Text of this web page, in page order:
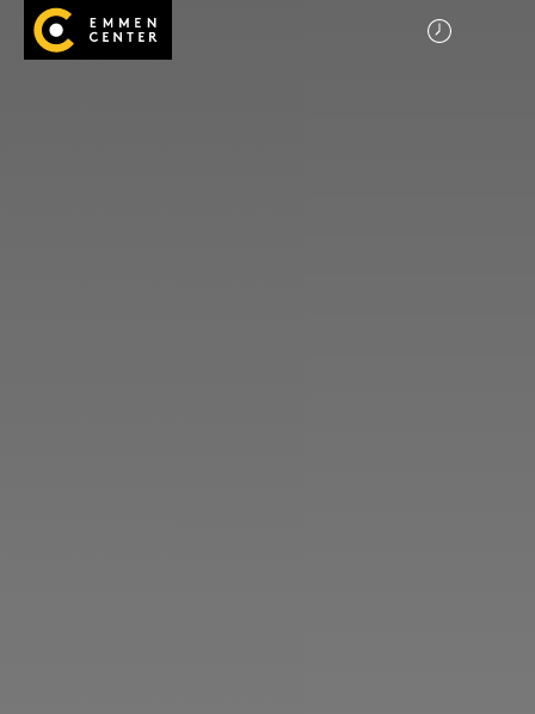
Startseite